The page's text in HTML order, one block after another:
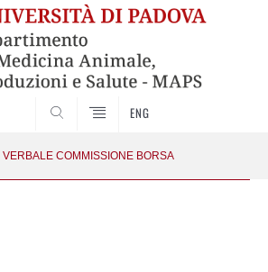
ENG
VERBALE COMMISSIONE BORSA